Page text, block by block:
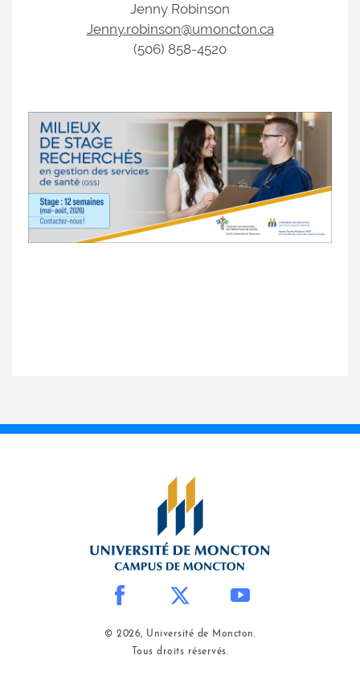
Jenny Robinson
Jenny.robinson@umoncton.ca
(506) 858-4520
© 2026, Université de Moncton.
Tous droits réservés.